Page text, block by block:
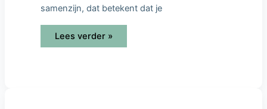
samenzijn, dat betekent dat je
Lees verder »